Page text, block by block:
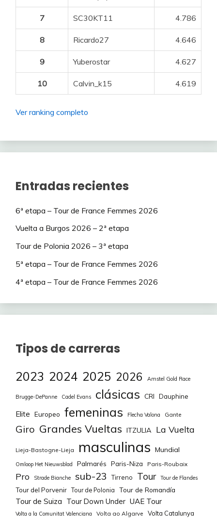
7 SC30KT11 4.786
8 Ricardo27 4.646
9 Yuberostar 4.627
10 Calvin_k15 4.619
Ver ranking completo
Entradas recientes
6ª etapa – Tour de France Femmes 2026
Vuelta a Burgos 2026 – 2ª etapa
Tour de Polonia 2026 – 3ª etapa
5ª etapa – Tour de France Femmes 2026
4ª etapa – Tour de France Femmes 2026
Tipos de carreras
2023 2024 2025 2026 Amstel Gold Race
Brugge-DePanne Cadel Evans clásicas CRI Dauphine
Elite Europeo femeninas Flecha Valona Gante
Giro Grandes Vueltas ITZULIA La Vuelta
Lieja-Bastogne-Lieja masculinas Mundial
Omloop Het Nieuwsblad Palmarés Paris-Niza Paris-Roubaix
Pro Strade Bianche sub-23 Tirreno Tour Tour de Flandes
Tour del Porvenir Tour de Polonia Tour de Romandía
Tour de Suiza Tour Down Under UAE Tour
Volta a la Comunitat Valenciana Volta ao Algarve Volta Catalunya